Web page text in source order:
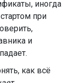
иногда
при
и
как всё